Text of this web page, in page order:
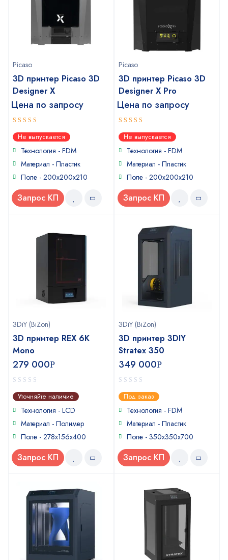
Picaso
3D принтер Picaso 3D
Designer X
Цена по запросу
5out of 5
Не выпускается
Технология - FDM
Материал - Пластик
Поле - 200x200x210
Запрос КП
Picaso
3D принтер Picaso 3D
Designer X Pro
Цена по запросу
4.75out
of 5Не выпускается
Технология - FDM
Материал - Пластик
Поле - 200x200x210
Запрос КП
3DiY (BiZon)
3D принтер REX 6K
Mono
279 000Р
0
out
of
Уточняйте наличие
Технология - LCD
Материал - Полимер
Поле - 278x156x400
Запрос КП
3DiY (BiZon)
3D принтер 3DIY
Stratex 350
349 000Р
0
out
of
Под заказ
Технология - FDM
Материал - Пластик
Поле - 350x350x700
Запрос КП